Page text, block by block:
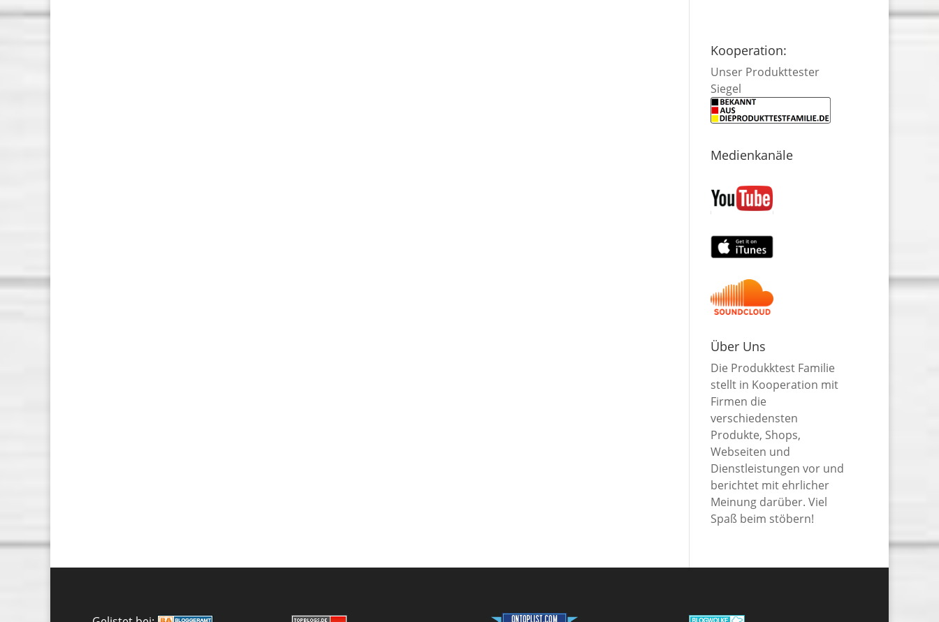
Kooperation:
Unser Produkttester
Siegel
Medienkanäle
Über Uns
Die Produkktest Familie
stellt in Kooperation mit
Firmen die
verschiedensten
Produkte, Shops,
Webseiten und
Dienstleistungen vor und
berichtet mit ehrlicher
Meinung darüber. Viel
Spaß beim stöbern!